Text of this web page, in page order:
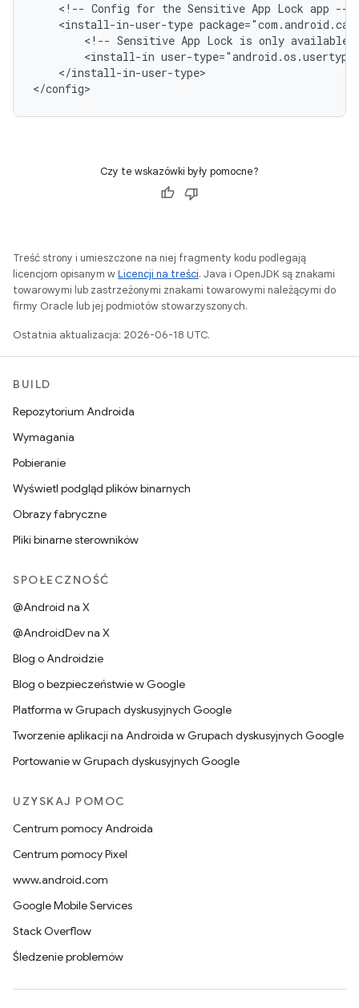
<!-- Config for the Sensitive App Lock app
<install-in-user-type
<!-- Sensitive App Lock is only available
<install-in user-
</install-in-user-type>
Czy te wskazówki były pomocne?
Treść strony i umieszczone na niej fragmenty kodu podlegają
licencjom opisanym wLicencji na treści. Java i OpenJDK są znakami
towarowymi lub zastrzeżonymi znakami towarowymi należącymi do
firmy Oracle lub jej podmiotów stowarzyszonych.
Ostatnia aktualizacja: 2026-06-18 UTC.
BUILD
Repozytorium Androida
Wymagania
Pobieranie
Wyświetl podgląd plików binarnych
Obrazy fabryczne
Pliki binarne sterowników
SPOŁECZNOŚĆ
@Android na X
@AndroidDev na X
Blog o Androidzie
Blog o bezpieczeństwie w Google
Platforma w Grupach dyskusyjnych Google
Tworzenie aplikacji na Androida w Grupach dyskusyjnych Google
Portowanie w Grupach dyskusyjnych Google
UZYSKAJ POMOC
Centrum pomocy Androida
Centrum pomocy Pixel
www.android.com
Google Mobile Services
Stack Overflow
Śledzenie problemów